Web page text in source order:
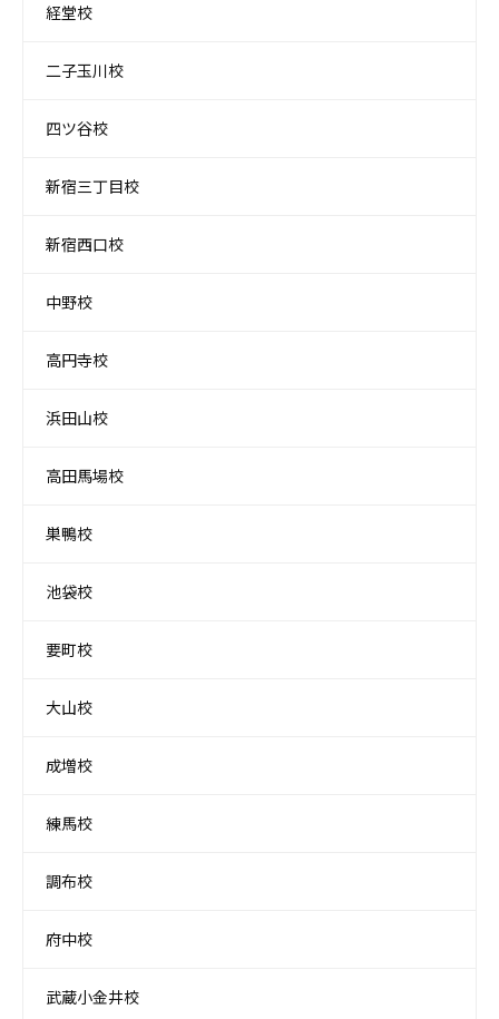
経堂校
二子玉川校
四ツ谷校
新宿三丁目校
新宿西口校
中野校
高円寺校
浜田山校
高田馬場校
巣鴨校
池袋校
要町校
大山校
成増校
練馬校
調布校
府中校
武蔵小金井校